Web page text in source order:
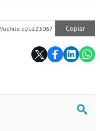
uchile.cl/u223037 Copiar